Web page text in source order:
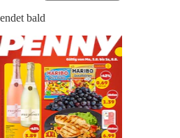
endet bald